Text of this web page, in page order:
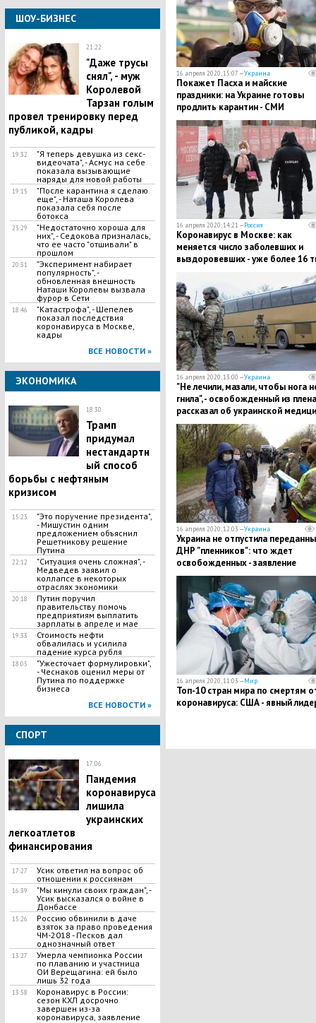
ШОУ-БИЗНЕС
21:22
"Даже трусы
снял", - муж
Королевой
Тарзан голым
провел тренировку перед
публикой, кадры
19:32
"Я теперь девушка из секс-
видеочата", - Асмус на себе
показала вызывающие
наряды для новой работы
19:15
"После карантина я сделаю
еще", - Наташа Королева
показала себя после
ботокса
23:29
"Недостаточно хороша для
них", - Седокова призналась,
что ее часто "отшивали" в
прошлом
20:31
"Эксперимент набирает
популярность", -
обновленная внешность
Наташи Королевы вызвала
фурор в Сети
18:46
"Катастрофа", - Шепелев
показал последствия
коронавируса в Москве,
кадры
ВСЕ НОВОСТИ »
ЭКОНОМИКА
18:30
Трамп
придумал
нестандартн
ый способ
борьбы с нефтяным
кризисом
15:23
"Это поручение президента",
- Мишустин одним
предложением объяснил
Решетникову решение
Путина
22:12
"Ситуация очень сложная", -
Медведев заявил о
коллапсе в некоторых
отраслях экономики
20:18
Путин поручил
правительству помочь
предприятиям выплатить
зарплаты в апреле и мае
19:33
Стоимость нефти
обвалилась и усилила
падение курса рубля
18:05
"Ужесточает формулировки",
- Чеснаков оценил меры от
Путина по поддержке
бизнеса
ВСЕ НОВОСТИ »
СПОРТ
17:06
Пандемия
коронавируса
лишила
украинских
легкоатлетов
финансирования
17:27
Усик ответил на вопрос об
отношении к россиянам
16:39
"Мы кинули своих граждан", -
Усик высказался о войне в
Донбассе
15:26
Россию обвинили в даче
взяток за право проведения
ЧМ-2018 - Песков дал
однозначный ответ
13:27
Умерла чемпионка России
по плаванию и участница
ОИ Верещагина: ей было
лишь 32 года
13:58
Коронавирус в России:
сезон КХЛ досрочно
завершен из-за
коронавируса, заявление
16 апреля 2020, 15:07 —Украина
​Покажет Пасха и майские
праздники: на Украине готовы
продлить карантин - СМИ
16 апреля 2020, 14:21 —Россия
Коронавирус в Москве: как
меняется число заболевших и
выздоровевших - уже более 16
16 апреля 2020, 13:00 —Украина
"Не лечили, мазали, чтобы нога
гнила", - освобожденный из плена
рассказал об украинской
16 апреля 2020, 12:03 —Украина
Украина не отпустила
ДНР "пленников": что ждет
освобожденных - заявление
Кириленко
16 апреля 2020, 11:03 —Мир
Топ-10 стран мира по смертям
коронавируса: США - явный